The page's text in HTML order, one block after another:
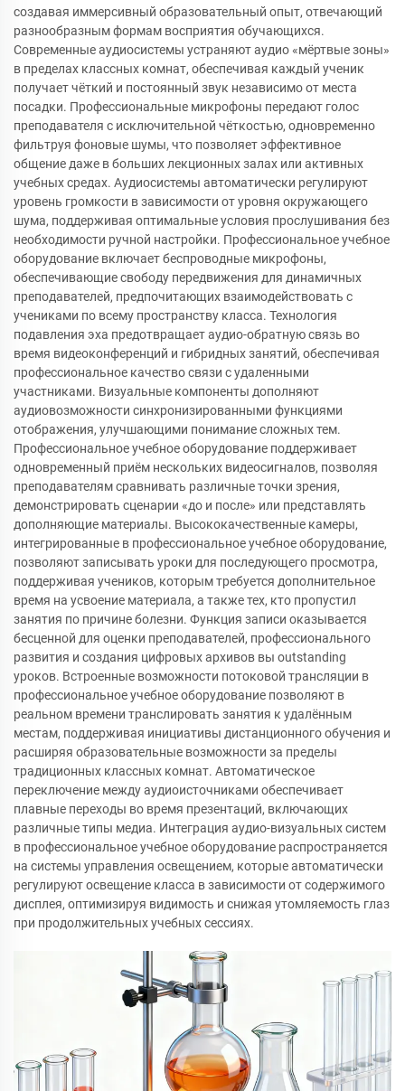
создавая иммерсивный образовательный опыт, отвечающий
разнообразным формам восприятия обучающихся.
Современные аудиосистемы устраняют аудио «мёртвые зоны»
в пределах классных комнат, обеспечивая каждый ученик
получает чёткий и постоянный звук независимо от места
посадки. Профессиональные микрофоны передают голос
преподавателя с исключительной чёткостью, одновременно
фильтруя фоновые шумы, что позволяет эффективное
общение даже в больших лекционных залах или активных
учебных средах. Аудиосистемы автоматически регулируют
уровень громкости в зависимости от уровня окружающего
шума, поддерживая оптимальные условия прослушивания без
необходимости ручной настройки. Профессиональное учебное
оборудование включает беспроводные микрофоны,
обеспечивающие свободу передвижения для динамичных
преподавателей, предпочитающих взаимодействовать с
учениками по всему пространству класса. Технология
подавления эха предотвращает аудио-обратную связь во
время видеоконференций и гибридных занятий, обеспечивая
профессиональное качество связи с удаленными
участниками. Визуальные компоненты дополняют
аудиовозможности синхронизированными функциями
отображения, улучшающими понимание сложных тем.
Профессиональное учебное оборудование поддерживает
одновременный приём нескольких видеосигналов, позволяя
преподавателям сравнивать различные точки зрения,
демонстрировать сценарии «до и после» или представлять
дополняющие материалы. Высококачественные камеры,
интегрированные в профессиональное учебное оборудование,
позволяют записывать уроки для последующего просмотра,
поддерживая учеников, которым требуется дополнительное
время на усвоение материала, а также тех, кто пропустил
занятия по причине болезни. Функция записи оказывается
бесценной для оценки преподавателей, профессионального
развития и создания цифровых архивов вы outstanding
уроков. Встроенные возможности потоковой трансляции в
профессиональное учебное оборудование позволяют в
реальном времени транслировать занятия к удалённым
местам, поддерживая инициативы дистанционного обучения и
расширяя образовательные возможности за пределы
традиционных классных комнат. Автоматическое
переключение между аудиоисточниками обеспечивает
плавные переходы во время презентаций, включающих
различные типы медиа. Интеграция аудио-визуальных систем
в профессиональное учебное оборудование распространяется
на системы управления освещением, которые автоматически
регулируют освещение класса в зависимости от содержимого
дисплея, оптимизируя видимость и снижая утомляемость глаз
при продолжительных учебных сессиях.